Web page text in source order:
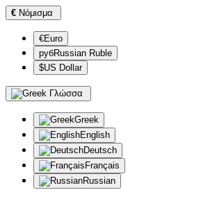
€ Νόμισμα
€Euro
рубRussian Ruble
$US Dollar
Γλώσσα
Greek
English
Deutsch
Français
Russian